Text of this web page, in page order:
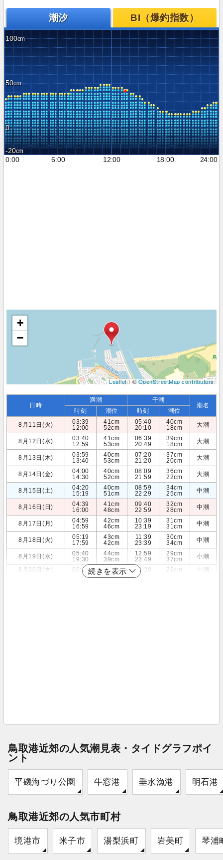
潮汐 BI（爆釣指数）
100
50
0
-20
0:00
6:00 12:00 18:00 24:00
+
−
Leaflet| ©OpenStreetMap contributors
日時
満潮 干潮
潮名
時刻 潮位 時刻
潮位
8月11日(火)
03:39
12:00
41cm
52cm
05:40
20:10
40cm
18cm
大潮
8月12日(水)
03:40
12:59
41cm
53cm
06:39
20:49
39cm
18cm
大潮
8月13日(木)
03:59
13:40
40cm
53cm
07:20
21:20
37cm
20cm
大潮
8月14日(金)
04:00
14:30
40cm
52cm
08:09
21:59
36cm
22cm
大潮
8月15日(土)
04:20
15:19
40cm
51cm
08:59
22:29
34cm
25cm
中潮
8月16日(日)
04:39
16:00
41cm
48cm
09:40
22:59
32cm
28cm
中潮
8月17日(月)
04:59
16:59
42cm
46cm
10:39
23:19
31cm
31cm
中潮
8月18日(火)
05:19
17:59
43cm
42cm
11:39
23:39
30cm
34cm
中潮
8月19日(水)
05:40
19:30
44cm
39cm
12:59
23:49
29cm
37cm
小潮
8月20日(木)
06:19 46cm 14:20 28cm 小潮
続きを表示
鳥取港近郊の人気潮見表・タイドグラフポイ
ント
平磯海づり公園 牛窓港 垂水漁港 明石港
鳥取港近郊の人気市町村
境港市 米子市 湯梨浜町 岩美町 琴浦